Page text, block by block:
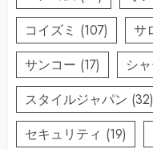
コイズミ (107) サ
サンコー (17) シ
スタイルジャパン (32)
セキュリティ (19)